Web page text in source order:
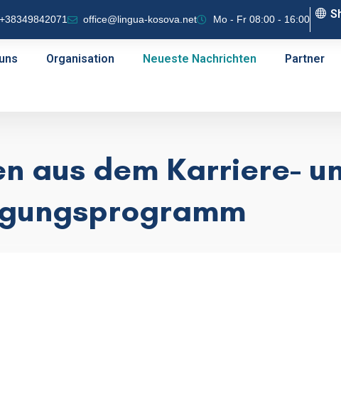
+38349842071 office@lingua-kosova.net Mo - Fr 08:00 - 16:00
Organisation Neueste Nachrichten Partner
aus dem Karriere-